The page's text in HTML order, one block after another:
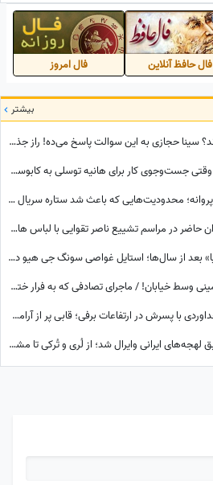
بی‌کران وطن من❤
فال حافظ آنلاین فال امروز
بیشتر
زن‌ها عاشق کدام مردان می‌شوند؟ سینا حجازی به این سوالت پاسخ می‌ده! راز جذابیت از نگاه سینا حجازی!
ببینید| فقط به‌خاطر کم‌شنوایی؛ وقتی جست‌وجوی کار برای هانیه توسلی به کابوسی تلخ تبدیل می‌شود
پشت‌پرده تصمیم جنجالی ترلان پروانه؛ محدودیت‌هایی که باعث شد ستاره سریال «بامداد خمار» دور رفیق‌بازی را خط بکشد!
نگاهی به تیپ و استایل هنرمندان حاضر در مراسم تشییع ناصر تقوایی با لباس های رنگی و سفید به سفارش همسر آن مرحوم/ محسن شریفیان، شهاب حسینی، مارال بنی آدم، ستاره اسکندری و...
تغییر چهره باورنکردنی «بانو سویا» بعد از سال‌ها؛ استایل غواصی سونگ جی هیو در 44 سالگی سوژه شد
کتک خوردن عجیب حدیث میرامینی وسط خیابان! / ماجرای تصادفی که به فرار ختم شد!
خوش‌گذرانی زمستانی سپیده خداوردی با پسرش در ارتفاعات برفی؛ قابی پر از آرامش در دل طبیعت
هنرنمایی محسن تنابنده در تلفیق لهجه‌های ایرانی وایرال شد؛ از لُری و تُرکی تا مشهدی، مازندرانی و فارسی دری + ویدئو